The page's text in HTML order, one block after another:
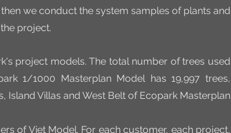
we conduct the system samples of plants and
project.
project models. The total number of trees used
1/1000 Masterplan Model has 19,997 trees,
Island Villas and West Belt of Ecopark Masterplan
of Viet Model. For each customer, each project,